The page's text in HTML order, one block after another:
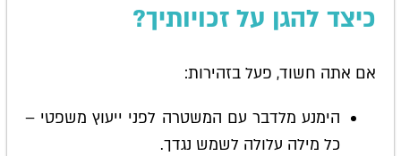
כיצד להגן על זכויותיך?
אם אתה חשוד, פעל בזהירות:
הימנע מלדבר עם המשטרה לפני ייעוץ משפטי –
כל מילה עלולה לשמש נגדך.